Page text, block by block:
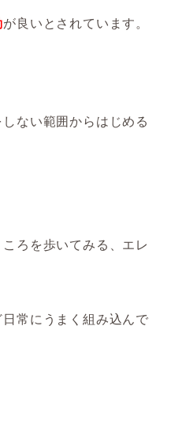
が良いとされています。
ない範囲からはじめる
ろを歩いてみる、エレ
常にうまく組み込んで